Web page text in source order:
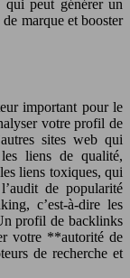
qui peut générer un
marque et booster
important pour le
votre profil de
sites web qui
liens de qualité,
liens toxiques, qui
de popularité
c’est-à-dire les
profil de backlinks
votre **autorité de
de recherche et